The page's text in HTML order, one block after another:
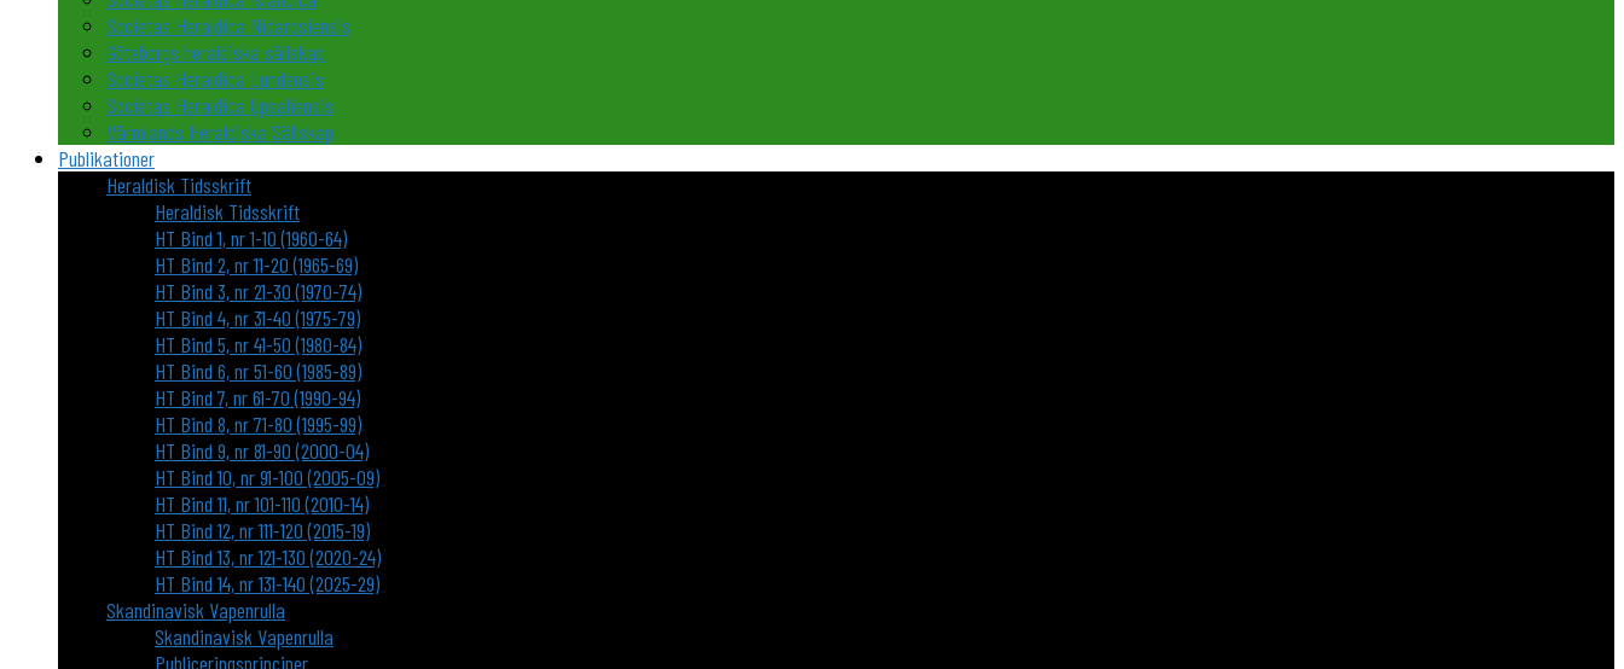
Societas Heraldica Nidarosiensis
Göteborgs heraldiska sällskap
Societas Heraldica Lundensis
Societas Heraldica Upsaliensis
Värmlands Heraldiska Sällskap
Publikationer
Heraldisk Tidsskrift
Heraldisk Tidsskrift
HT Bind 1, nr 1-10 (1960-64)
HT Bind 2, nr 11-20 (1965-69)
HT Bind 3, nr 21-30 (1970-74)
HT Bind 4, nr 31-40 (1975-79)
HT Bind 5, nr 41-50 (1980-84)
HT Bind 6, nr 51-60 (1985-89)
HT Bind 7, nr 61-70 (1990-94)
HT Bind 8, nr 71-80 (1995-99)
HT Bind 9, nr 81-90 (2000-04)
HT Bind 10, nr 91-100 (2005-09)
HT Bind 11, nr 101-110 (2010-14)
HT Bind 12, nr 111-120 (2015-19)
HT Bind 13, nr 121-130 (2020-24)
HT Bind 14, nr 131-140 (2025-29)
Skandinavisk Vapenrulla
Skandinavisk Vapenrulla
Publiceringsprinciper